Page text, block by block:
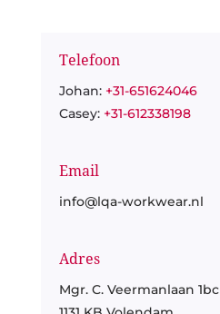
Telefoon
Johan: +31-651624046
Casey: +31-612338198
Email
info@lqa-workwear.nl
Adres
Mgr. C. Veermanlaan 1bc